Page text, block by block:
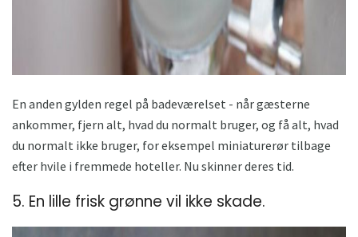
En anden gylden regel på badeværelset - når gæsterne
ankommer, fjern alt, hvad du normalt bruger, og få alt, hvad
du normalt ikke bruger, for eksempel miniaturerør tilbage
efter hvile i fremmede hoteller. Nu skinner deres tid.
5. En lille frisk grønne vil ikke skade.